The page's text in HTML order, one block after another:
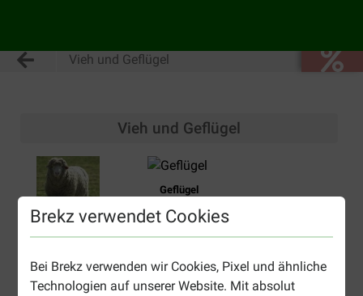
Brekz verwendet Cookies
Bei Brekz verwenden wir Cookies, Pixel und ähnliche
Technologien auf unserer Website. Mit absolut
Vieh und Geflügel
Vieh und Geflügel
Vieh
Geflügel